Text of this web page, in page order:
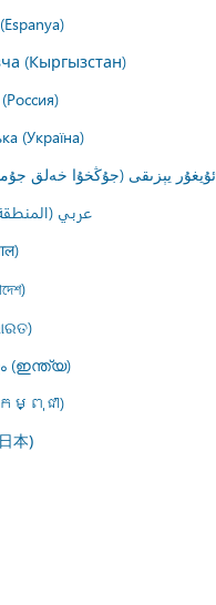
(Кыргызстан)
(Україна)
ئۇيغۇر يېزىقى (جۇڭخۇا خەلق
عربي
(ഇന്ത്യ)
ម្ពុជា)
本)